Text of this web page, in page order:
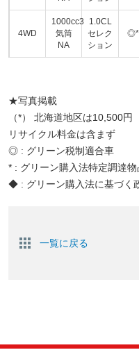
4WD
1000cc3
気筒
NA
1.0CL
セレク
ション
★写真掲載
（*） 北海道地区は10,500
リサイクル料金は含まず
◎ : グリーン税制適合車
* : グリーン購入法特定調達
◆ : グリーン購入法に基づく
一覧に戻る